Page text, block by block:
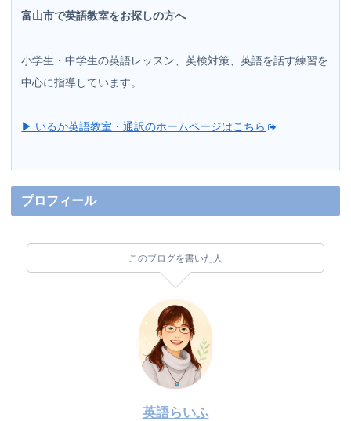
富山市で英語教室をお探しの方へ
小学生・中学生の英語レッスン、英検対策、英語を話す練習を
中心に指導しています。
▶ いるか英語教室・通訳のホームページはこちら
プロフィール
このブログを書いた人
英語らいふ